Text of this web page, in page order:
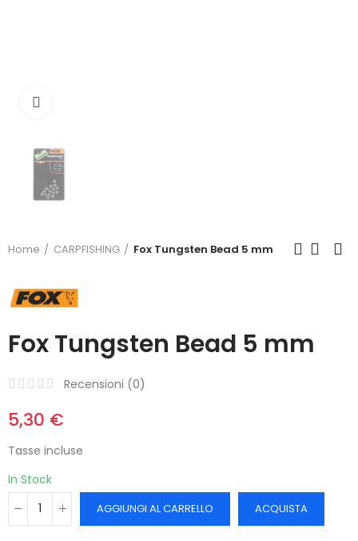
Home CARPFISHING Fox Tungsten Bead 5 mm
Fox Tungsten Bead 5 mm
Recensioni (0)
5,30 €
Tasse incluse
In Stock
AGGIUNGI AL CARRELLO ACQUISTA